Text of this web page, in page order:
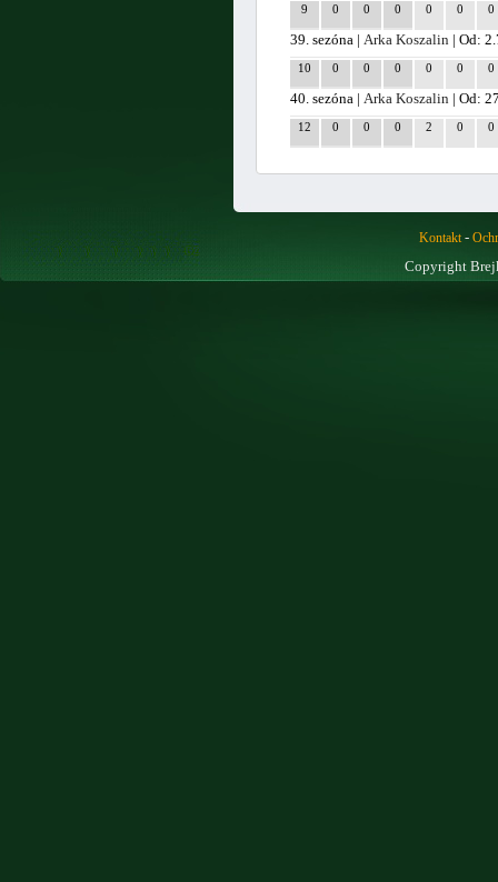
9 0 0 0 0 0 0
39. sezóna | Arka Koszalin | Od:
10 0 0 0 0 0 0
40. sezóna | Arka Koszalin | Od:
12 0 0 0 2 0 0
Kontakt-
Copyright